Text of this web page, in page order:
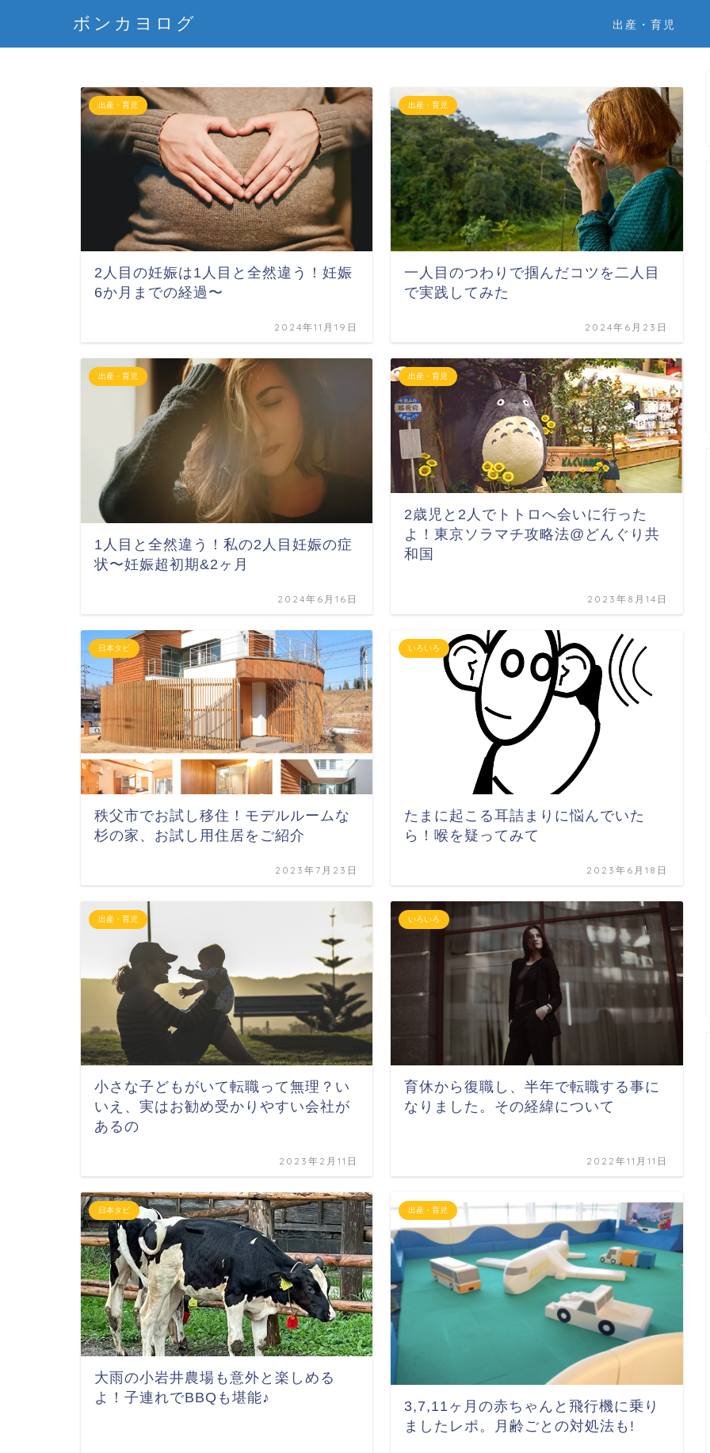
ボンカヨログ 出産・育児
出産・育児
2人目の妊娠は1人目と全然違う！妊娠
6か月までの経過〜
2024年11月19日
出産・育児
一人目のつわりで掴んだコツを二人目
で実践してみた
2024年6月23日
出産・育児
1人目と全然違う！私の2人目妊娠の症
状〜妊娠超初期&2ヶ月
2024年6月16日
出産・育児
2歳児と2人でトトロへ会いに行った
よ！東京ソラマチ攻略法@どんぐり共
和国
2023年8月14日
日本タビ
秩父市でお試し移住！モデルルームな
杉の家、お試し用住居をご紹介
2023年7月23日
いろいろ
たまに起こる耳詰まりに悩んでいた
ら！喉を疑ってみて
2023年6月18日
出産・育児
小さな子どもがいて転職って無理？い
いえ、実はお勧め受かりやすい会社が
あるの
2023年2月11日
いろいろ
育休から復職し、半年で転職する事に
なりました。その経緯について
2022年11月11日
日本タビ
大雨の小岩井農場も意外と楽しめる
よ！子連れでBBQも堪能♪
出産・育児
3,7,11ヶ月の赤ちゃんと飛行機に乗り
ましたレポ。月齢ごとの対処法も!